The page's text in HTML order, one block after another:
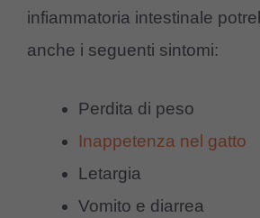
infiammatoria intestinale
anche i seguenti sintomi:
Perdita di peso
Inappetenza nel gatto
Letargia
Vomito e diarrea